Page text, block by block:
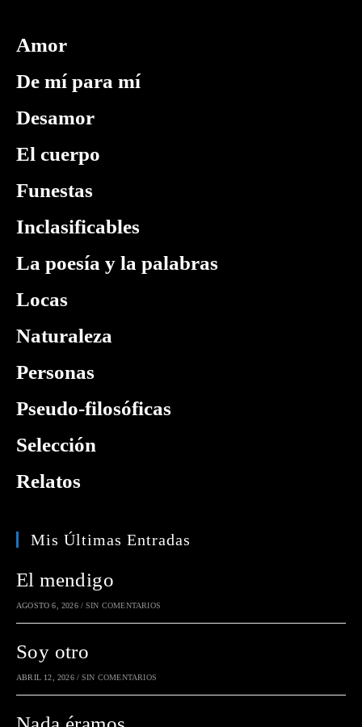
Amor
De mí para mí
Desamor
El cuerpo
Funestas
Inclasificables
La poesía y la palabras
Locas
Naturaleza
Personas
Pseudo-filosóficas
Selección
Relatos
Mis Últimas Entradas
El mendigo
AGOSTO 6, 2026 / SIN COMENTARIOS
Soy otro
ABRIL 12, 2026 / SIN COMENTARIOS